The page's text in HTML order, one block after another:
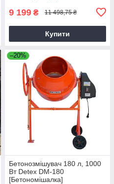
9 199 ₴ 11 498,75 ₴
Купити
–20%
Бетонозмішувач 180 л, 1000
Вт Detex DM-180
[Бетономішалка]